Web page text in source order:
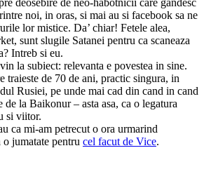
deosebire de neo-habotnicii care gandesc
noi, in oras, si mai au si facebook sa ne
lor mistice. Da’ chiar! Fetele alea,
sunt slugile Satanei pentru ca scaneaza
Intreb si eu.
la subiect: relevanta e povestea in sine.
traieste de 70 de ani, practic singura, in
Rusiei, pe unde mai cad din cand in cand
de la Baikonur – asta asa, ca o legatura
si viitor.
ca mi-am petrecut o ora urmarind
jumatate pentru cel facut de Vice.